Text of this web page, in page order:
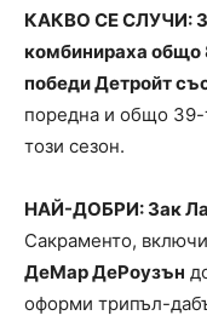
КАКВО СЕ СЛУЧИ:
комбинираха общо
победи Детройт
поредна и общо 39-
този сезон.
НАЙ-ДОБРИ: Зак
Сакраменто,
ДеМар ДеРоузън
оформи трипъл-